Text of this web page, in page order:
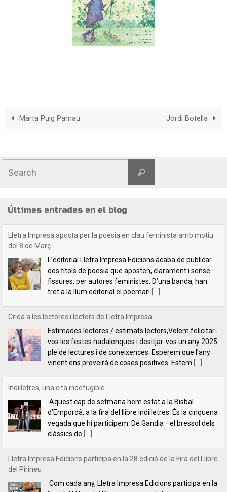
Marta Puig Parnau Jordi Botella
Últimes entrades en el blog
Crida a les lectores i lectors de Lletra Impresa
Estimades lectores / estimats lectors,Volem felicitar-
vos les festes nadalenques i desitjar-vos un any 2025
ple de lectures i de coneixences. Esperem que l’any
vinent ens proveirà de coses positives. Estem [...]
Indilletres, una cita indefugible
Aquest cap de setmana hem estat a la Bisbal
d’Empordà, a la fira del llibre Indilletres. És la cinquena
vegada que hi participem. De Gandia –el bressol dels
clàssics de[...]
Lletra Impresa Edicions participa en la 28 edició de la Fira del Llibre
del Pirineu
Com cada any, Lletra Impresa Edicions participa en la
Fira del Llibre del Pirineu que se celebra a
l'emblemàtic poble d'Organyà. Enguany, amb una
sèrie de novetats bibliogràfiques que paguen molt la
Un llibre per aprendre a pensar (o a desaprendre-hi)
Un llibre per aprendre a pensar (o a desaprendre-